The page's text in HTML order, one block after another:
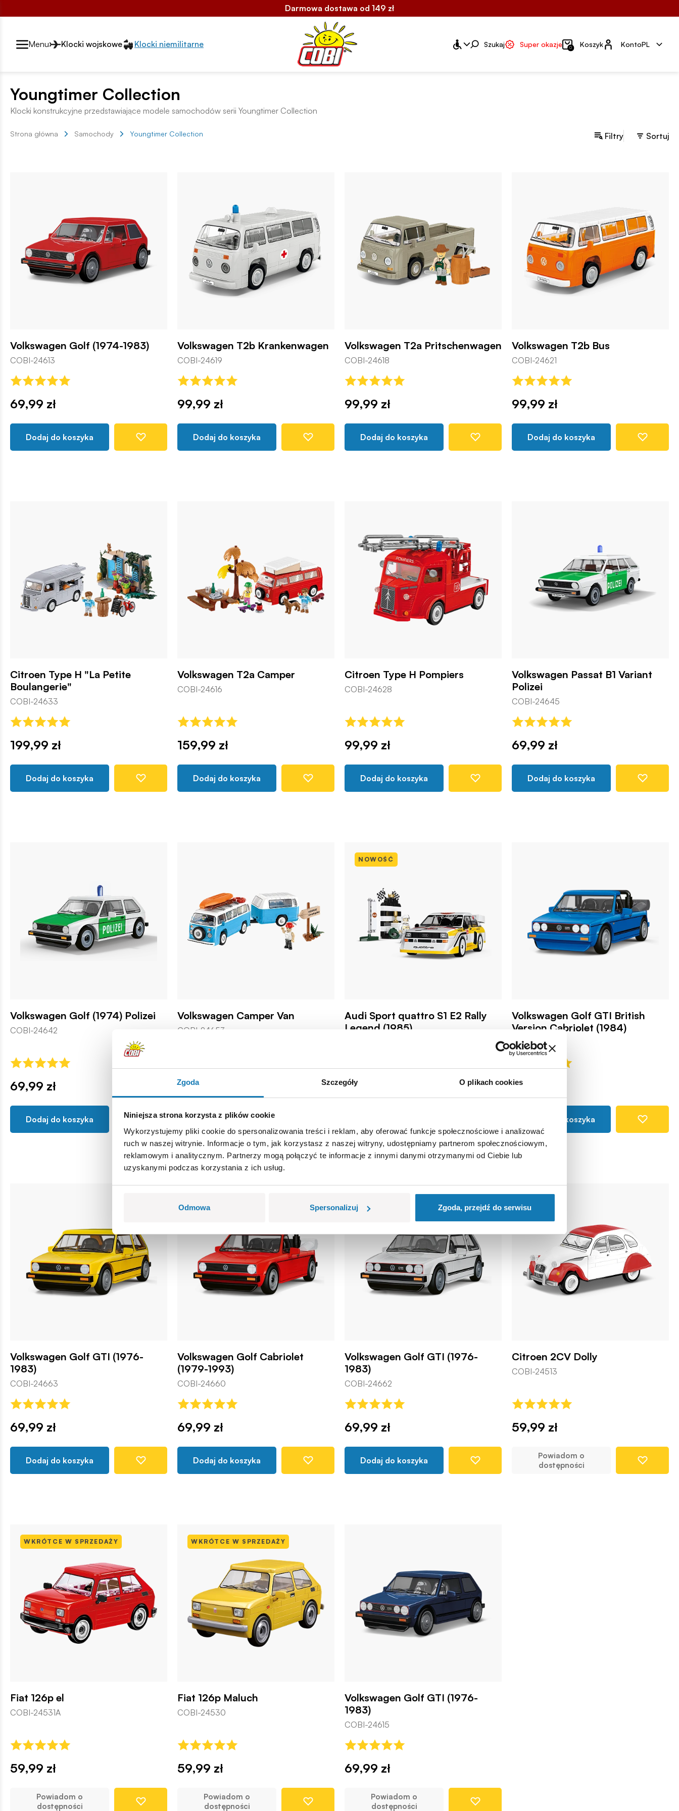
Zgoda Szczegóły O plikach cookies
Niniejsza strona korzysta z plików cookie
Wykorzystujemy pliki cookie do spersonalizowania treści i reklam, aby oferować funkcje społecznościowe i analizować
ruch w naszej witrynie. Informacje o tym, jak korzystasz z naszej witryny, udostępniamy partnerom społecznościowym,
reklamowym i analitycznym. Partnerzy mogą połączyć te informacje z innymi danymi otrzymanymi od Ciebie lub
uzyskanymi podczas korzystania z ich usług.
Odmowa Spersonalizuj Zgoda, przejdź do serwisu
Darmowa dostawa od 149 zł
Przełącznik segmentów2
Menu Klocki wojskowe Klocki niemilitarne Szukaj Super okazje 0 KoszykKonto
KontoPL
Youngtimer Collection
Klocki konstrukcyjne przedstawiające modele samochodów serii Youngtimer Collection
Strona główna Samochody Youngtimer Collection Filtry Sortuj
Volkswagen Golf (1974-1983)
COBI-24613
69,99 zł
Dodaj do koszyka
Volkswagen T2b Krankenwagen
COBI-24619
99,99 zł
Dodaj do koszyka
Volkswagen T2a Pritschenwagen
COBI-24618
99,99 zł
Dodaj do koszyka
Volkswagen T2b Bus
COBI-24621
99,99 zł
Dodaj do koszyka
Citroen Type H "La Petite
Boulangerie"
COBI-24633
199,99 zł
Dodaj do koszyka
Volkswagen T2a Camper
COBI-24616
159,99 zł
Dodaj do koszyka
Citroen Type H Pompiers
COBI-24628
99,99 zł
Dodaj do koszyka
Volkswagen Passat B1 Variant
Polizei
COBI-24645
69,99 zł
Dodaj do koszyka
Volkswagen Golf (1974) Polizei
COBI-24642
69,99 zł
Dodaj do koszyka
Volkswagen Camper Van
COBI-24653
159,99 zł
Dodaj do koszyka
NOWOŚĆ
Audi Sport quattro S1 E2 Rally
Legend (1985)
119,99 zł
Volkswagen Golf GTI British
Version Cabriolet (1984)
COBI-24661
69,99 zł
Dodaj do koszyka
Volkswagen Golf GTI (1976-
1983)
COBI-24663
69,99 zł
Dodaj do koszyka
Volkswagen Golf Cabriolet
(1979-1993)
COBI-24660
69,99 zł
Dodaj do koszyka
Volkswagen Golf GTI (1976-
1983)
COBI-24662
69,99 zł
Dodaj do koszyka
Citroen 2CV Dolly
COBI-24513
59,99 zł
Powiadom o
dostępności
WKRÓTCE W SPRZEDAŻY
Fiat 126p el
COBI-24531A
59,99 zł
Powiadom o
dostępności
WKRÓTCE W SPRZEDAŻY
Fiat 126p Maluch
COBI-24530
59,99 zł
Powiadom o
dostępności
Volkswagen Golf GTI (1976-
1983)
COBI-24615
69,99 zł
Powiadom o
dostępności